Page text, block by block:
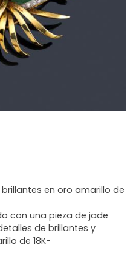
en oro amarillo de
con una pieza de jade
de brillantes y
de 18K-